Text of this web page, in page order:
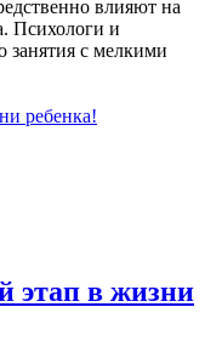
влияют на
Психологи и
занятия с мелкими
этап в жизни